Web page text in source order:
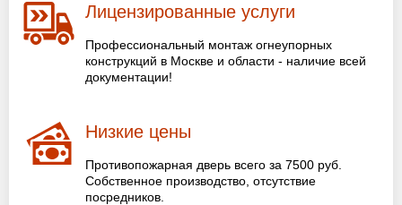
Лицензированные услуги
Профессиональный монтаж огнеупорных
конструкций в Москве и области - наличие всей
документации!
Низкие цены
Противопожарная дверь всего за 7500 руб.
Собственное производство, отсутствие
посредников.